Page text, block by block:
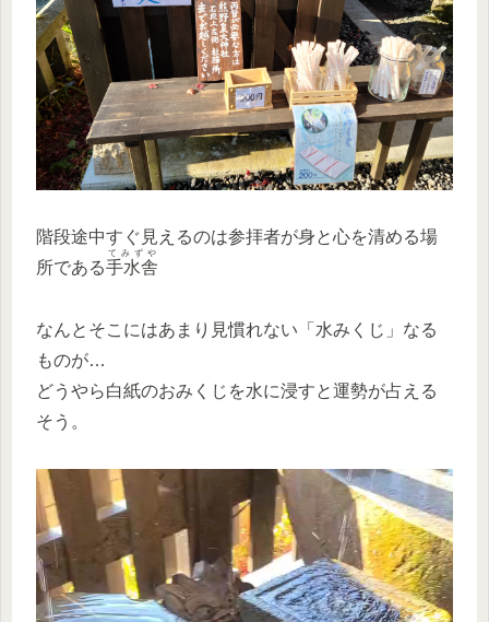
階段途中すぐ見えるのは参拝者が身と心を清める場
所である手水舎
てみずや
なんとそこにはあまり見慣れない「水みくじ」なる
ものが…
どうやら白紙のおみくじを水に浸すと運勢が占える
そう。